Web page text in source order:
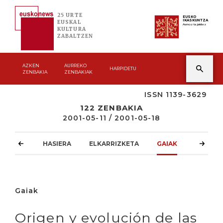
25 URTE
EUSKAL
KULTURA
ZABALTZEN
EUSKO
IKASKUNTZA
Asmoz ta jakitez
AZKEN
ZENBAKIA
AURREKO
ZENBAKIAK
HARPIDETU
ISSN 1139-3629
122 ZENBAKIA
2001-05-11 / 2001-05-18
HASIERA ELKARRIZKETA GAIAK
Gaiak
Origen y evolución de las